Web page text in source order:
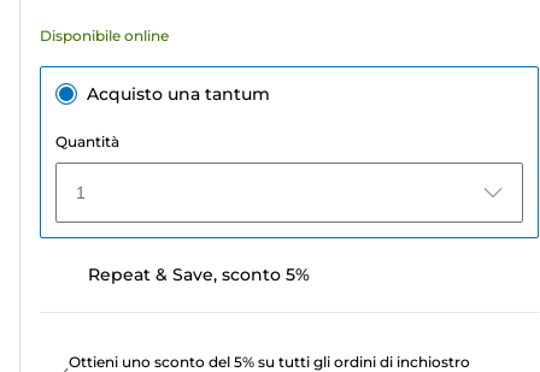
Disponibile online
Acquisto una tantum
Quantità
1
Repeat & Save, sconto 5%
Ottieni uno sconto del 5% su tutti gli ordini di inchiostro